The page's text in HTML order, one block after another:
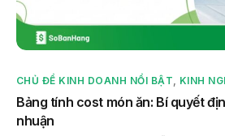
CHỦ ĐỀ KINH DOANH NỔI BẬT, KINH
Bảng tính cost món ăn: Bí quyết
nhuận